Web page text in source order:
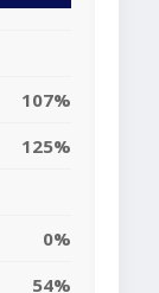
107%
125%
0%
54%